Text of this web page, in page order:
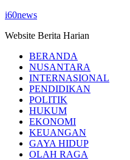
i60news
Website Berita Harian
BERANDA
NUSANTARA
INTERNASIONAL
PENDIDIKAN
POLITIK
HUKUM
EKONOMI
KEUANGAN
GAYA HIDUP
OLAH RAGA